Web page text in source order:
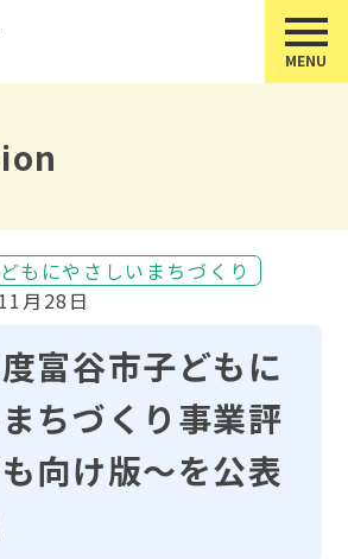
もにやさしいまちづくり
月28日
富谷市子どもに
ちづくり事業評
向け版～を公表